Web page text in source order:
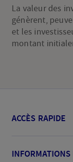
La valeur des
génèrent,
et les
montant
ACCÈS RAPIDE